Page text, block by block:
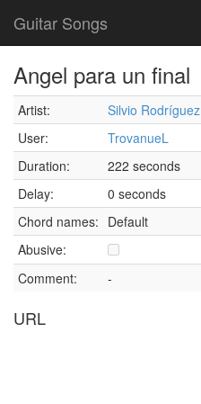
Guitar Songs
Angel para un final
Artist: Silvio Rodríguez
User:
TrovanueL
Duration:
222 seconds
Delay:
0 seconds
Chord names: Default
Abusive:
Comment:
-
URL